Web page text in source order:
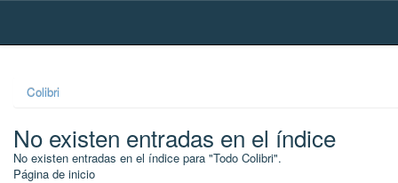
Skip
Colibri
No existen entradas en el índice
No existen entradas en el índice para "Todo Colibri".
Página de inicio